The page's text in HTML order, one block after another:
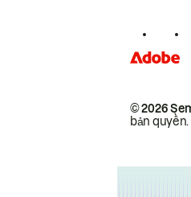
© 2026
bản quyền.